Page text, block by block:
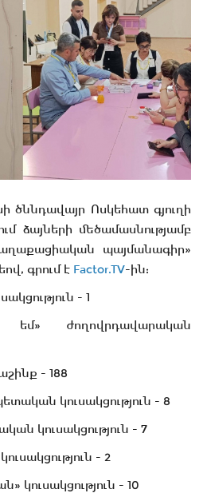
ծննդավայր Ոսկեհատ գյուղի
ձայների մեծամասնությամբ
պայմանագիր»
գրում է Factor.TV-ին:
- 1
ժողովրդավարական
- 188
կուսակցություն - 8
կուսակցություն - 7
- 2
կուսակցություն - 10